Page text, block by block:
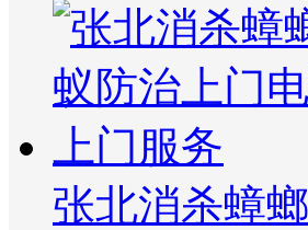
张北消杀蟑